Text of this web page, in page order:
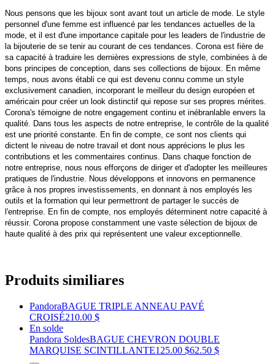
Nous pensons que les bijoux sont avant tout un article de mode. Le style
personnel d'une femme est influencé par les tendances actuelles de la
mode, et il est d'une importance capitale pour les leaders de l'industrie de
la bijouterie de se tenir au courant de ces tendances. Corona est fière de
sa capacité à traduire les dernières expressions de style, combinées à de
bons principes de conception, dans ses collections de bijoux. En même
temps, nous avons établi ce qui est devenu connu comme un style
exclusivement canadien, incorporant le meilleur du design européen et
américain pour créer un look distinctif qui repose sur ses propres mérites.
Corona's témoigne de notre engagement continu et inébranlable envers la
qualité. Dans tous les aspects de notre entreprise, le contrôle de la qualité
est une priorité constante. En fin de compte, ce sont nos clients qui
dictent le niveau de notre travail et dont nous apprécions le plus les
contributions et les commentaires continus. Dans chaque fonction de
notre entreprise, nous nous efforçons de diriger et d'adopter les meilleures
pratiques de l'industrie. Nous développons et innovons en permanence
grâce à nos propres investissements, en donnant à nos employés les
outils et la formation qui leur permettront de partager le succès de
l'entreprise. En fin de compte, nos employés déterminent notre capacité à
réussir. Corona propose constamment une vaste sélection de bijoux de
haute qualité à des prix qui représentent une valeur exceptionnelle.
Produits similiares
PandoraBAGUE TRIPLE ANNEAU PAVÉ
CROISÉ210.00 $
En solde
Pandora SoldesBAGUE CHEVRON DOUBLE
MARQUISE SCINTILLANTE125.00 $62.50 $